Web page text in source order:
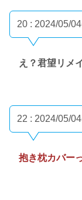
20 : 2024/05/
え？君望リメ
22 : 2024/05/
抱き枕カバー